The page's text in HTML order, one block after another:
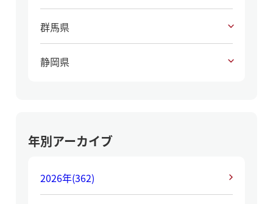
群馬県
静岡県
年別アーカイブ
2026年(362)